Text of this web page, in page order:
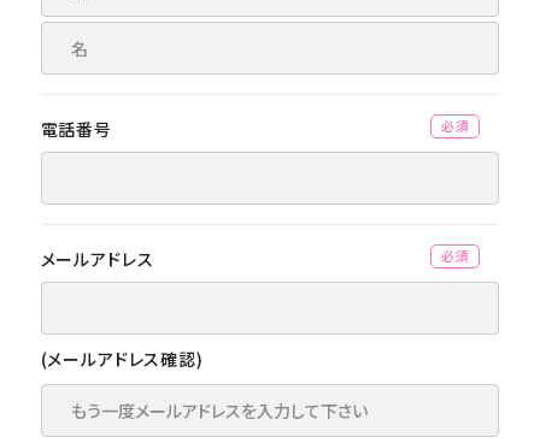
電話番号 (必須)
メールアドレス (必須)
(メールアドレス確認)